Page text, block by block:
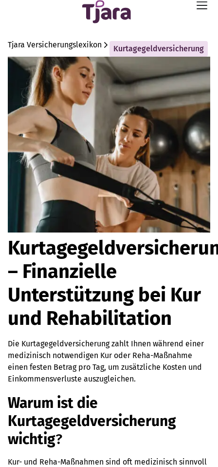
Tjara Versicherungslexikon Kurtagegeldversicherung
– Finanzielle
Unterstützung bei Kur
und Rehabilitation
Die Kurtagegeldversicherung zahlt Ihnen während einer
medizinisch notwendigen Kur oder Reha-Maßnahme
einen festen Betrag pro Tag, um zusätzliche Kosten und
Einkommensverluste auszugleichen.
Warum ist die
Kurtagegeldversicherung
wichtig?
Kur- und Reha-Maßnahmen sind oft medizinisch sinnvoll